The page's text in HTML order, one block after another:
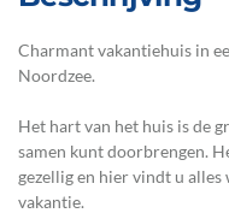
Charmant vakantiehuis in
Noordzee.
Het hart van het huis is de
samen kunt doorbrengen.
gezellig en hier vindt u alles
vakantie.